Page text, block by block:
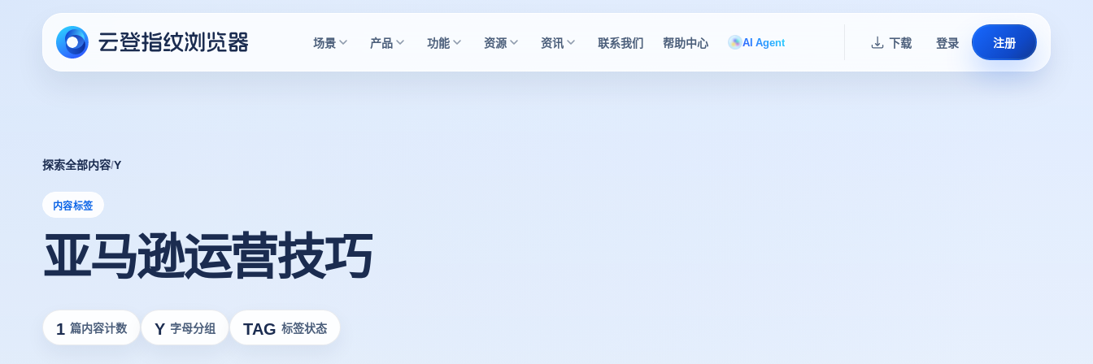
场景 产品 功能 资源 资讯 联系我们 帮助中心 AI Agent 下载 登录 注册
探索全部内容/Y
内容标签
亚马逊运营技巧
1 篇内容计数 Y 字母分组 TAG 标签状态